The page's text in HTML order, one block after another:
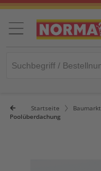
Startseite Baumarkt
Poolüberdachung